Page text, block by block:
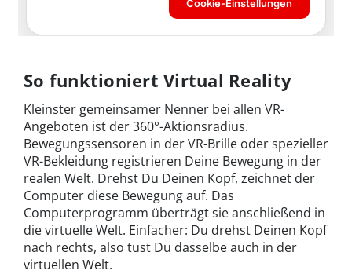
So funktioniert Virtual Reality
Kleinster gemeinsamer Nenner bei allen VR-
Angeboten ist der 360°-Aktionsradius.
Bewegungssensoren in der VR-Brille oder spezieller
VR-Bekleidung registrieren Deine Bewegung in der
realen Welt. Drehst Du Deinen Kopf, zeichnet der
Computer diese Bewegung auf. Das
Computerprogramm überträgt sie anschließend in
die virtuelle Welt. Einfacher: Du drehst Deinen Kopf
nach rechts, also tust Du dasselbe auch in der
virtuellen Welt.